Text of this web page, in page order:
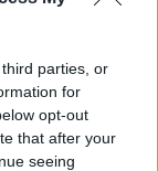
parties, or
for
opt-out
that after your
seeing